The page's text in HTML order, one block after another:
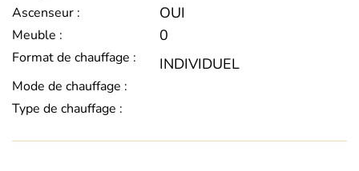
Ascenseur :
OUI
Meuble : 0
Format de chauffage : INDIVIDUEL
Mode de chauffage :
Type de chauffage :